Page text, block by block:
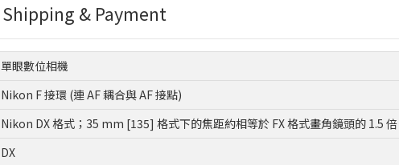
Shipping & Payment
單眼數位相機
Nikon F 接環 (連 AF 耦合與 AF 接點)
Nikon DX 格式；35 mm [135] 格式下的焦距約相等於 FX 格式畫角鏡頭的 1.5 倍
DX